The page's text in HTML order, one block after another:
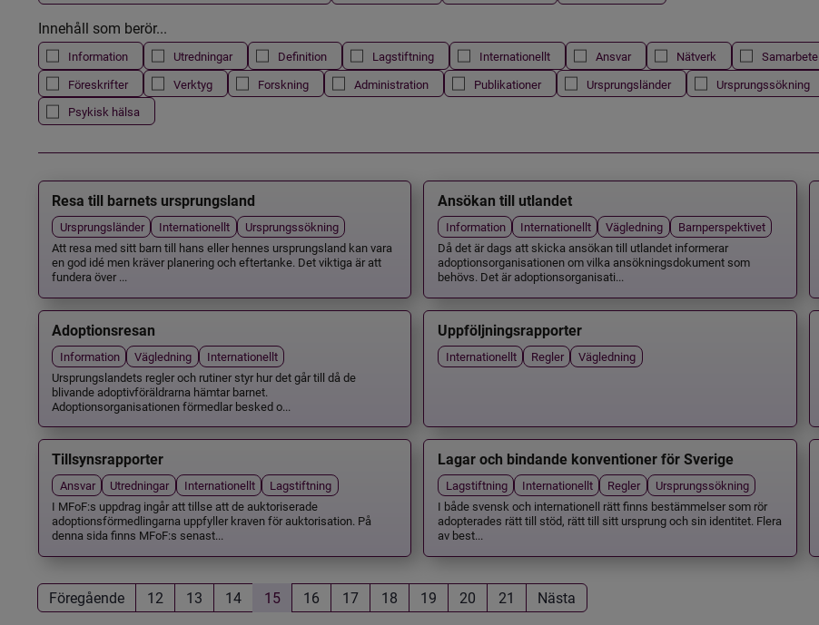
Innehåll som berör...
Information Utredningar Definition Lagstiftning Internationellt Ansvar Nätverk Samarbete
Föreskrifter
Verktyg Forskning Administration Publikationer Ursprungsländer Ursprungssökning
Psykisk hälsa
Resa till barnets ursprungsland
Ursprungsländer Internationellt
Ursprungssökning
Att resa med sitt barn till hans eller hennes ursprungsland kan vara
en god idé men kräver planering och eftertanke. Det viktiga är att
fundera över ...
Ansökan till utlandet
Information Internationellt Vägledning
Barnperspektivet
Då det är dags att skicka ansökan till utlandet informerar
adoptionsorganisationen om vilka ansökningsdokument som
behövs. Det är adoptionsorganisati...
Adoptionsresan
Information Vägledning
Internationellt
Ursprungslandets regler och rutiner styr hur det går till då de
blivande adoptivföräldrarna hämtar barnet.
Adoptionsorganisationen förmedlar besked o...
Uppföljningsrapporter
Internationellt Regler Vägledning
Tillsynsrapporter
Ansvar Utredningar Internationellt
Lagstiftning
I MFoF:s uppdrag ingår att tillse att de auktoriserade
adoptionsförmedlingarna uppfyller kraven för auktorisation. På
denna sida finns MFoF:s senast...
Lagar och bindande konventioner för Sverige
Lagstiftning Internationellt Regler
Ursprungssökning
I både svensk och internationell rätt finns bestämmelser som rör
adopterades rätt till stöd, rätt till sitt ursprung och sin identitet. Flera
av best...
Föregående 12 13 14 15 16 17 18 19 20 21 Nästa